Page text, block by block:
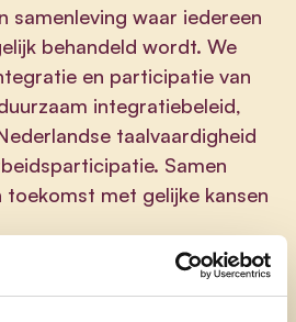
samenleving waar iedereen
behandeld wordt. We
en participatie van
integratiebeleid,
taalvaardigheid
Samen
toekomst met gelijke kansen